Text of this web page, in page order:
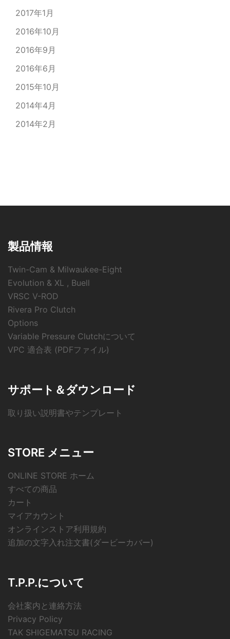
2017年1月
2016年10月
2016年9月
2016年6月
2015年10月
2014年4月
2014年2月
製品情報
Twin-Cam & Milwaukee-Eight
Evolution & XL , Buell
VRSC V-ROD
Rivera Pro Clutch
Options
Variable Pressure Clutchについて
VPC 適合表 (PDFファイル)
サポート＆ダウンロード
取り扱い説明書やテンプレート
STORE メニュー
ONLINE STORE ホーム
すべての商品
カート
マイアカウント
オンラインストア利用規約
追加の文字入れ注文書(ダービーカバー)
T.P.P.について
会社案内と連絡方法
Privacy Policy
TAK SHIGEMATSU RACING